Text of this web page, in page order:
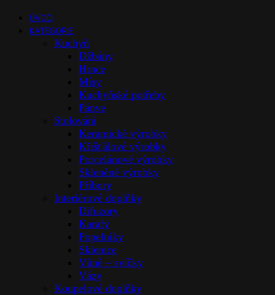
ÚVOD
KATEGORIE
Kuchyň
Džbány
Hrnce
Mísy
Kuchyňské potřeby
Pánve
Stolováni
Keramické výrobky
Křišťálové výrobky
Porcelánové výrobky
Skleněné výrobky
Příbory
Interiérové doplňky
Difuzory
Karafy
Popelníky
Sklenice
Vůně – svíčky
Vázy
Koupelové doplňky